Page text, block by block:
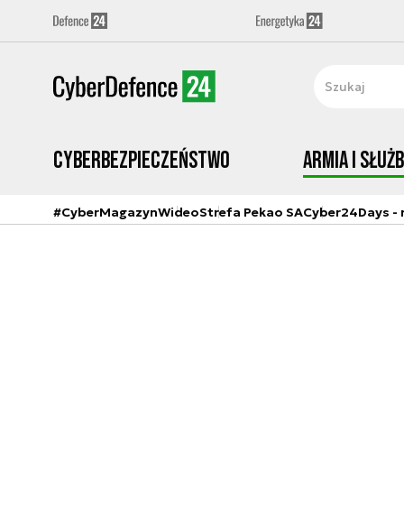
Cyberbezpieczeństwo Armia i
#CyberMagazynWideoStrefa Pekao SACyber24Days -